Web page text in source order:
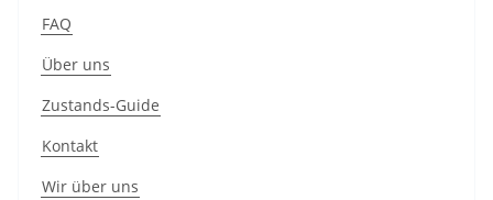
FAQ
Über uns
Zustands-Guide
Kontakt
Wir über uns